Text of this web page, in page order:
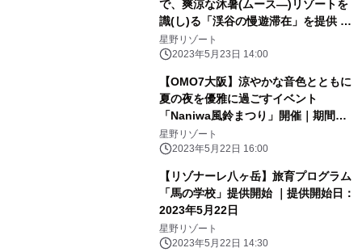
で、爽涼な沐暑(ムース―)リゾートを
識(し)る「渓谷の慢遊滞在」を提供 ～
森林散策や川辺のピクニックで谷關(グ
ーグァン)と「つながる」2泊3日の滞
日〜8月31日
星野リゾート
2023年5月23日 14:00
【OMO7大阪】涼やかな音色とともに
夏の夜を優雅に過ごすイベント
「Naniwa風鈴まつり」開催｜期間：
2023年6月1日～8月31日
星野リゾート
2023年5月22日 16:00
【リゾナーレ八ヶ岳】旅育プログラム
「馬の学校」提供開始 ｜提供開始日：
2023年5月22日
星野リゾート
2023年5月22日 14:30